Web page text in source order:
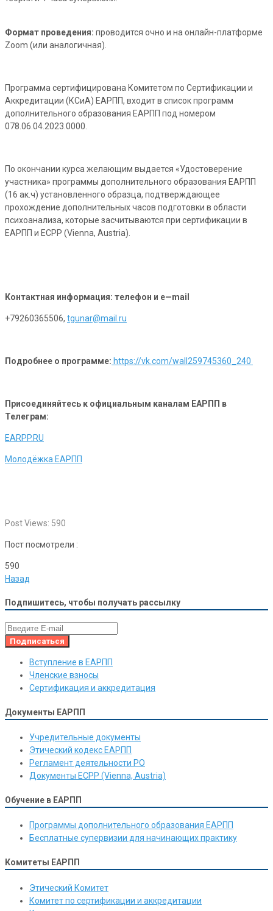
Формат проведения: проводится очно и на онлайн-платформе
Zoom (или аналогичная).
Программа сертифицирована Комитетом по Сертификации и
Аккредитации (КСиА) ЕАРПП, входит в список программ
дополнительного образования ЕАРПП под номером
078.06.04.2023.0000.
По окончании курса желающим выдается «Удостоверение
участника» программы дополнительного образования ЕАРПП
(16 ак.ч) установленного образца, подтверждающее
прохождение дополнительных часов подготовки в области
психоанализа, которые засчитываются при сертификации в
ЕАРПП и ECPP (Vienna, Austria).
Контактная информация: телефон и e—mail
+79260365506, tgunar@mail.ru
Подробнее о программе: https://vk.com/wall259745360_240
Присоединяйтесь к официальным каналам ЕАРПП в
Телеграм:
EARPP.RU
Молодёжка ЕАРПП
Post Views: 590
Пост посмотрели :
590
Назад
Подпишитесь, чтобы получать рассылку
Вступление в ЕАРПП
Членские взносы
Сертификация и аккредитация
Документы ЕАРПП
Учредительные документы
Этический кодекс ЕАРПП
Регламент деятельности РО
Документы ЕСРР (Vienna, Austria)
Обучение в ЕАРПП
Программы дополнительного образования ЕАРПП
Бесплатные супервизии для начинающих практику
Комитеты ЕАРПП
Этический Комитет
Комитет по сертификации и аккредитации